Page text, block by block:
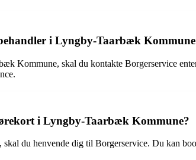
i Lyngby-Taarbæk
Kommune, skal du kontakte Borgerservice
i Lyngby-Taarbæk Kommune?
du henvende dig til Borgerservice. Du kan